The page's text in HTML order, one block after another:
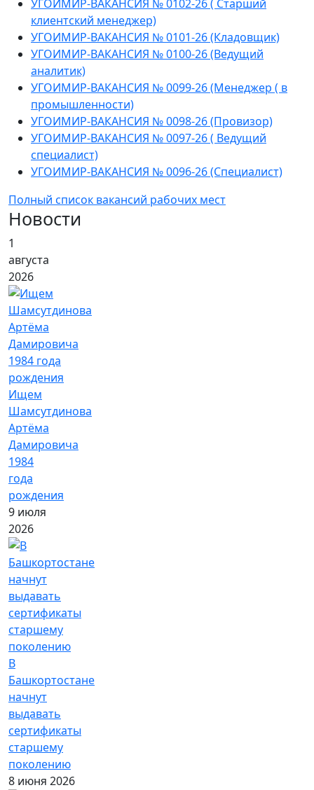
УГОИМИР-ВАКАНСИЯ № 0102-26 ( Старший
клиентский менеджер)
УГОИМИР-ВАКАНСИЯ № 0101-26 (Кладовщик)
УГОИМИР-ВАКАНСИЯ № 0100-26 (Ведущий
аналитик)
УГОИМИР-ВАКАНСИЯ № 0099-26 (Менеджер ( в
промышленности)
УГОИМИР-ВАКАНСИЯ № 0098-26 (Провизор)
УГОИМИР-ВАКАНСИЯ № 0097-26 ( Ведущий
специалист)
УГОИМИР-ВАКАНСИЯ № 0096-26 (Специалист)
Полный список вакансий рабочих мест
Новости
1
августа
2026
Ищем
Шамсутдинова
Артёма
Дамировича
1984
года
рождения
9 июля
2026
В
Башкортостане
начнут
выдавать
сертификаты
старшему
поколению
8 июня 2026